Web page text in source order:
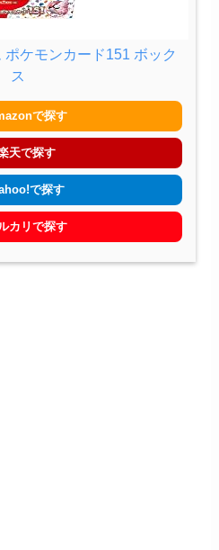
ケモンカード151 ボック
ス
で探す
天で探す
で探す
カリで探す